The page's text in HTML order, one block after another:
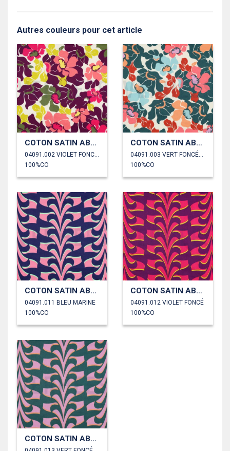
Autres couleurs pour cet article
COTON SATIN ABSTRACT FLEURS
100%CO
COTON SATIN ABSTRACT FLEURS
100%CO
COTON SATIN ABSTRACT FLEURS
04091.011 BLEU MARINE
100%CO
COTON SATIN ABSTRACT FLEURS
04091.012 VIOLET FONCÉ
100%CO
COTON SATIN ABSTRACT FLEURS